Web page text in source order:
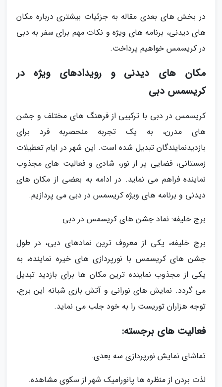
در بخش های بعدی مقاله به جزئیات بیشتری درباره مکان
های دیدنی، برنامه های ویژه و نکات مهم برای سفر به دبی
در کریسمس خواهیم پرداخت.
مکان های دیدنی و رویدادهای ویژه در
کریسمس دبی
کریسمس در دبی با ترکیبی از فرهنگ های مختلف و جشن
های مدرن، به یک تجربه منحصربه فرد برای
بازدیدنمایندگان تبدیل شده است. این شهر در ایام تعطیلات
زمستانی، فضایی پر از نور، شادی و فعالیت های مجذوب
نماینده فراهم می نماید. در ادامه به بعضی از مکان های
دیدنی و برنامه های ویژه کریسمس در دبی می پردازیم.
برج خلیفه: نماد جشن های کریسمس در دبی
برج خلیفه، یکی از معروف ترین نمادهای دبی، در طول
جشن های کریسمس با نورپردازی های خیره نماینده، به
یکی از مجذوب نماینده ترین مکان ها برای بازدید تبدیل
می گردد. نمایش های نورانی و آتش بازی شبانه این برج،
توجه هزاران توریست را به خود جلب می نماید.
فعالیت های برجسته:
تماشای نمایش نورپردازی سه بعدی.
لذت بردن از منظره ها پانورامیک شهر از سکوی مشاهده.